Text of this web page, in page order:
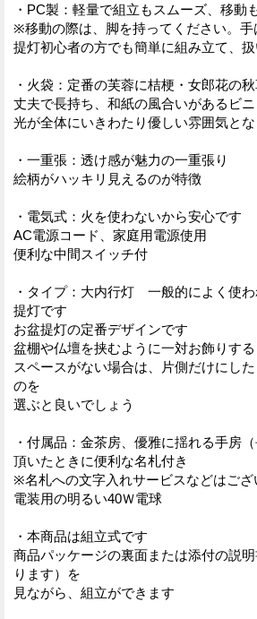
・PC製：軽量で組立もスムーズ、移動
※移動の際は、脚を持ってください。手
提灯初心者の方でも簡単に組み立て、
・火袋：定番の芙蓉に桔梗・女郎花の
丈夫で長持ち、和紙の風合いがあるビ
光が全体にいきわたり優しい雰囲気と
・一重張：透け感が魅力の一重張り
絵柄がハッキリ見えるのが特徴
・電気式：火を使わないから安心です
AC電源コード、家庭用電源使用
便利な中間スイッチ付
・タイプ：大内行灯 一般的によく使
提灯です
お盆提灯の定番デザインです
盆棚や仏壇を挟むように一対お飾りす
スペースがない場合は、片側だけにし
のを
選ぶと良いでしょう
・付属品：金茶房、優雅に揺れる手房
頂いたときに便利な名札付き
※名札への文字入れサービスなどはござ
電装用の明るい40Ｗ電球
・本商品は組立式です
商品パッケージの裏面または添付の説
ります）を
見ながら、組立ができます